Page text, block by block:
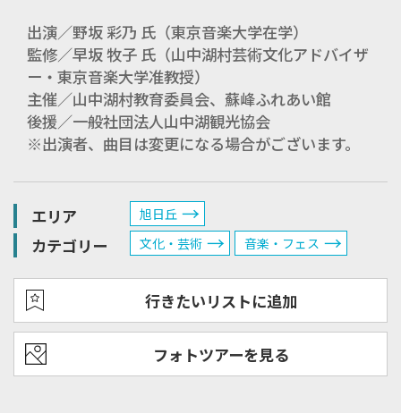
出演／野坂 彩乃 氏（東京音楽大学在学）
監修／早坂 牧子 氏（山中湖村芸術文化アドバイザ
ー・東京音楽大学准教授）
主催／山中湖村教育委員会、蘇峰ふれあい館
後援／一般社団法人山中湖観光協会
※出演者、曲目は変更になる場合がございます。
エリア 旭日丘
カテゴリー 文化・芸術 音楽・フェス
行きたいリストに追加
フォトツアーを見る